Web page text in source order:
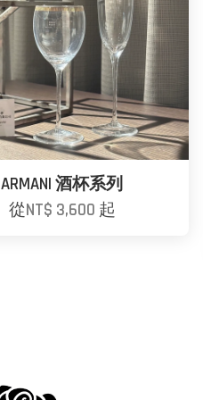
ARMANI 酒杯系列
從NT$ 3,600 起